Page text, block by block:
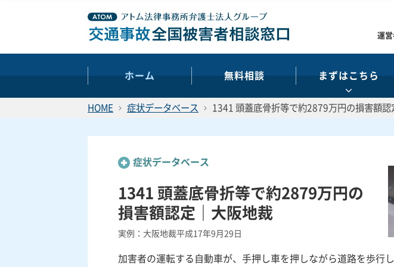
ホーム 無料相談 まずはこちら
運営
HOME 症状データベース 1341 頭蓋底骨折等で約2879万円の損害額認
症状データベース
1341 頭蓋底骨折等で約2879万円の
損害額認定｜大阪地裁
実例：大阪地裁平成17年9月29日
加害者の運転する自動車が、手押し車を押しながら道路を歩行